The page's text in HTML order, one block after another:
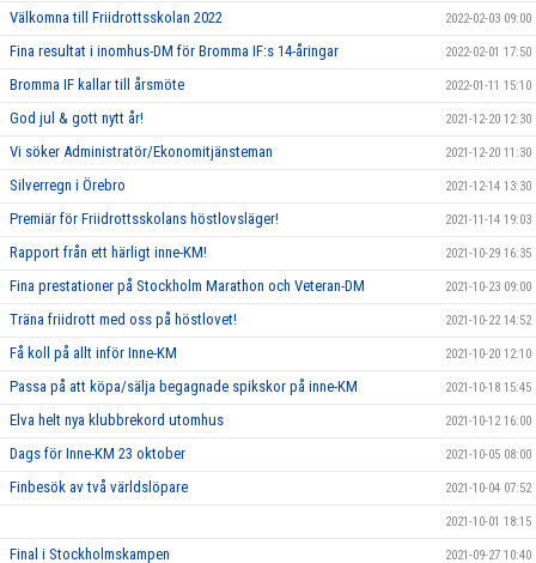
Välkomna till Friidrottsskolan 2022 2022-02-03 09:00
Fina resultat i inomhus-DM för Bromma IF:s 14-åringar 2022-02-01 17:50
Bromma IF kallar till årsmöte 2022-01-11 15:10
God jul & gott nytt år! 2021-12-20 12:30
Vi söker Administratör/Ekonomitjänsteman 2021-12-20 11:30
Silverregn i Örebro 2021-12-14 13:30
Premiär för Friidrottsskolans höstlovsläger! 2021-11-14 19:03
Rapport från ett härligt inne-KM! 2021-10-29 16:35
Fina prestationer på Stockholm Marathon och Veteran-DM 2021-10-23 09:00
Träna friidrott med oss på höstlovet! 2021-10-22 14:52
Få koll på allt inför Inne-KM 2021-10-20 12:10
Passa på att köpa/sälja begagnade spikskor på inne-KM 2021-10-18 15:45
Elva helt nya klubbrekord utomhus 2021-10-12 16:00
Dags för Inne-KM 23 oktober 2021-10-05 08:00
Finbesök av två världslöpare 2021-10-04 07:52
2021-10-01 18:15
Final i Stockholmskampen 2021-09-27 10:40